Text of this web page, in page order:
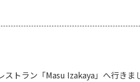
トラン「Masu Izakaya」へ行き